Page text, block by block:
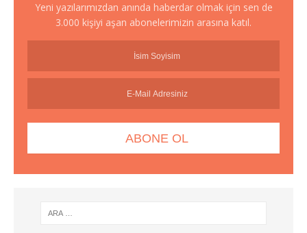
Yeni yazılarımızdan anında haberdar olmak için sen de
3.000 kişiyi aşan abonelerimizin arasına katıl.